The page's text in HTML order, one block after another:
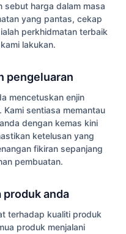
sebut harga dalam masa
yang pantas, cekap
perkhidmatan terbaik
lakukan.
pengeluaran
mencetuskan enjin
Kami sentiasa memantau
dengan kemas kini
ketelusan yang
fikiran sepanjang
pembuatan.
produk anda
terhadap kualiti produk
produk menjalani